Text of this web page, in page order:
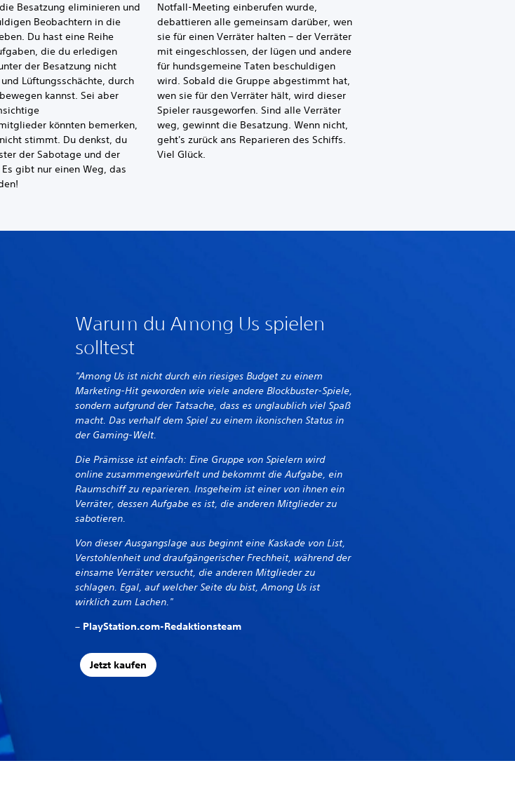
Besatzung eliminieren und
Beobachtern in die
Du hast eine Reihe
die du erledigen
der Besatzung nicht
Lüftungsschächte, durch
kannst. Sei aber
könnten bemerken,
stimmt. Du denkst, du
der Sabotage und der
Es gibt nur einen Weg, das
Notfall-Meeting einberufen wurde,
debattieren alle gemeinsam darüber, wen
sie für einen Verräter halten – der Verräter
mit eingeschlossen, der lügen und andere
für hundsgemeine Taten beschuldigen
wird. Sobald die Gruppe abgestimmt hat,
wen sie für den Verräter hält, wird dieser
Spieler rausgeworfen. Sind alle Verräter
weg, gewinnt die Besatzung. Wenn nicht,
geht's zurück ans Reparieren des Schiffs.
Viel Glück.
Warum du Among Us spielen
solltest
"Among Us ist nicht durch ein riesiges Budget zu einem
Marketing-Hit geworden wie viele andere Blockbuster-Spiele,
sondern aufgrund der Tatsache, dass es unglaublich viel Spaß
macht. Das verhalf dem Spiel zu einem ikonischen Status in
der Gaming-Welt.
Die Prämisse ist einfach: Eine Gruppe von Spielern wird
online zusammengewürfelt und bekommt die Aufgabe, ein
Raumschiff zu reparieren. Insgeheim ist einer von ihnen ein
Verräter, dessen Aufgabe es ist, die anderen Mitglieder zu
sabotieren.
Von dieser Ausgangslage aus beginnt eine Kaskade von List,
Verstohlenheit und draufgängerischer Frechheit, während der
einsame Verräter versucht, die anderen Mitglieder zu
schlagen. Egal, auf welcher Seite du bist, Among Us ist
wirklich zum Lachen."
– PlayStation.com-Redaktionsteam
Jetzt kaufen